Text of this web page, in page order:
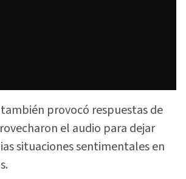
provocó respuestas de
el audio para dejar
situaciones sentimentales en